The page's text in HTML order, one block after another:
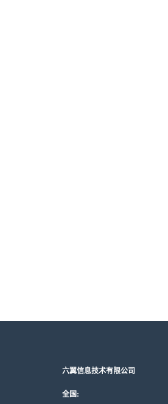
六翼信息技术有限公司
全国: